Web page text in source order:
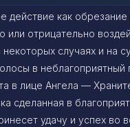
действие как
или отрицательно
случаях и на
в неблагоприятный
в лице Ангела —
сделанная в
удачу и успех во